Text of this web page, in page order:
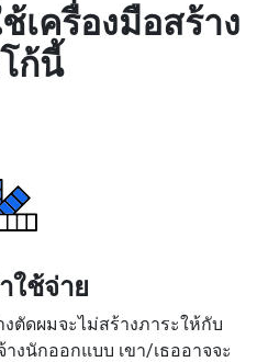
เครื่องมือสร้าง
ก้นี้
ใช้จ่าย
งตัดผมจะไม่สร้างภาระให้กับ
นักออกแบบ เขา/เธออาจจะ